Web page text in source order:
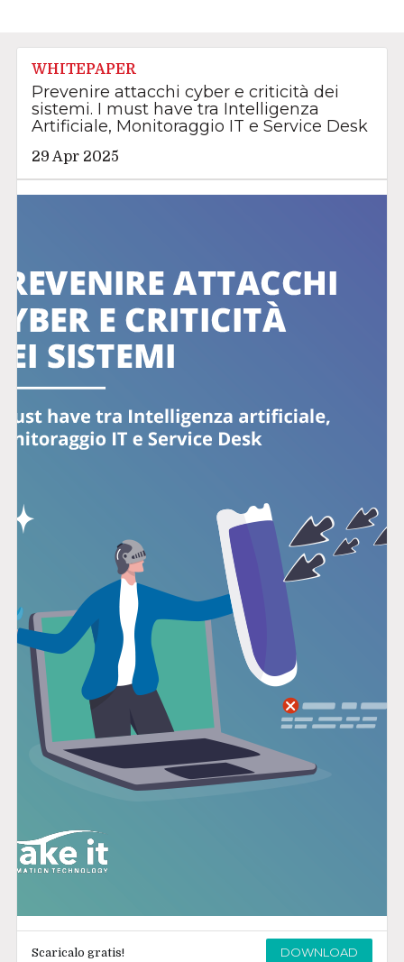
WHITEPAPER
Prevenire attacchi cyber e criticità dei
sistemi. I must have tra Intelligenza
Artificiale, Monitoraggio IT e Service Desk
29 Apr 2025
Scaricalo gratis! DOWNLOAD